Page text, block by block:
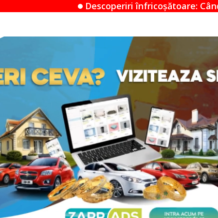
înfricoșătoare: Când un Airbnb devine